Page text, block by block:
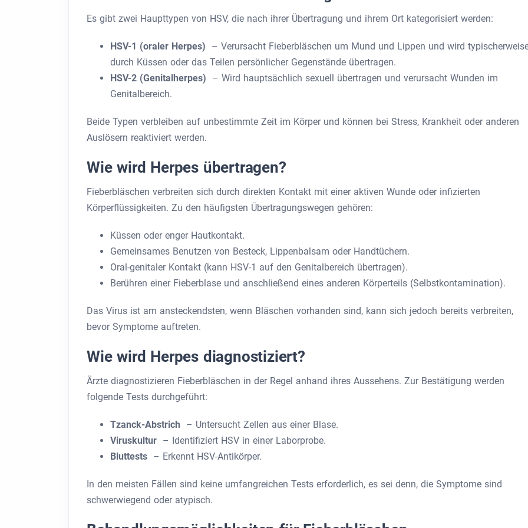
Es gibt zwei Haupttypen von HSV, die nach ihrer Übertragung und ihrem Ort kategorisiert werden:
HSV-1 (oraler Herpes) – Verursacht Fieberbläschen um Mund und Lippen und wird
durch Küssen oder das Teilen persönlicher Gegenstände übertragen.
HSV-2 (Genitalherpes) – Wird hauptsächlich sexuell übertragen und verursacht Wunden im
Genitalbereich.
Beide Typen verbleiben auf unbestimmte Zeit im Körper und können bei Stress, Krankheit oder anderen
Auslösern reaktiviert werden.
Wie wird Herpes übertragen?
Fieberbläschen verbreiten sich durch direkten Kontakt mit einer aktiven Wunde oder infizierten
Körperflüssigkeiten. Zu den häufigsten Übertragungswegen gehören:
Küssen oder enger Hautkontakt.
Gemeinsames Benutzen von Besteck, Lippenbalsam oder Handtüchern.
Oral-genitaler Kontakt (kann HSV-1 auf den Genitalbereich übertragen).
Berühren einer Fieberblase und anschließend eines anderen Körperteils (Selbstkontamination).
Das Virus ist am ansteckendsten, wenn Bläschen vorhanden sind, kann sich jedoch bereits verbreiten,
bevor Symptome auftreten.
Wie wird Herpes diagnostiziert?
Ärzte diagnostizieren Fieberbläschen in der Regel anhand ihres Aussehens. Zur Bestätigung werden
folgende Tests durchgeführt:
Tzanck-Abstrich – Untersucht Zellen aus einer Blase.
Viruskultur – Identifiziert HSV in einer Laborprobe.
Bluttests – Erkennt HSV-Antikörper.
In den meisten Fällen sind keine umfangreichen Tests erforderlich, es sei denn, die Symptome sind
schwerwiegend oder atypisch.